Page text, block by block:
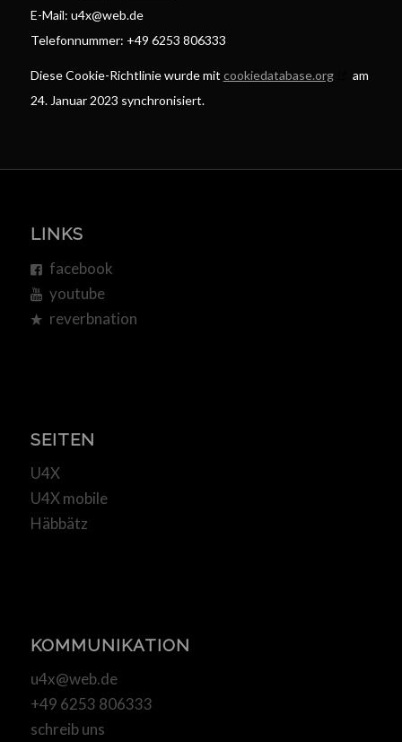
E-Mail: u4x@web.de
Telefonnummer: +49 6253 806333
Diese Cookie-Richtlinie wurde mit cookiedatabase.org
am
24. Januar 2023 synchronisiert.
LINKS
facebook
youtube
reverbnation
SEITEN
U4X
U4X mobile
Häbbätz
KOMMUNIKATION
u4x@web.de
+49 6253 806333
schreib uns